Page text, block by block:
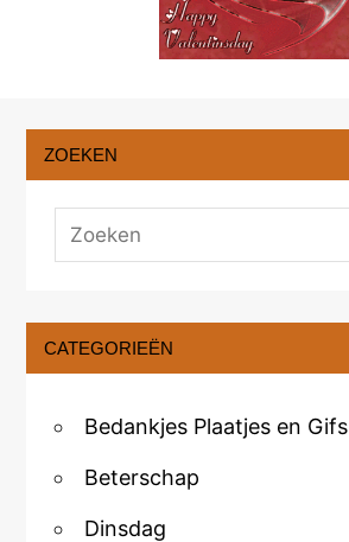
ZOEKEN
CATEGORIEËN
Bedankjes Plaatjes en Gifs
Beterschap
Dinsdag